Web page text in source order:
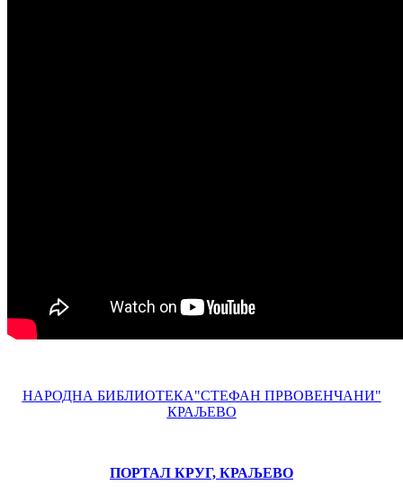
НАРОДНА БИБЛИОТЕКА"СТЕФАН ПРВОВЕНЧАНИ"
КРАЉЕВО
ПОРТАЛ КРУГ, КРАЉЕВО